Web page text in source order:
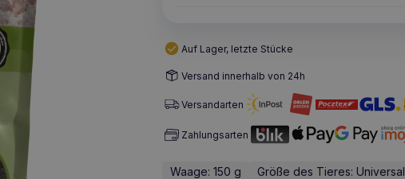
Auf Lager, letzte Stücke
Versand innerhalb von 24h
Versandarten
Zahlungsarten
Waage: 150 g Größe des Tieres: Universal